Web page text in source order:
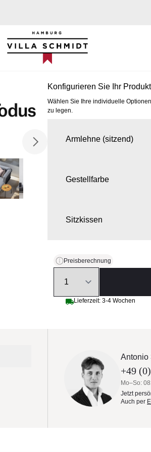
Villa Schmidt
Konfigurieren Sie Ihr Produkt
Wählen Sie Ihre individuelle
zu legen.
Armlehne (sitzend)
Gestellfarbe
Sitzkissen
Preisberechnung
Lieferzeit: 3-4 Wochen
Antonio
+49
Mo–So:
Jetzt
Auch per